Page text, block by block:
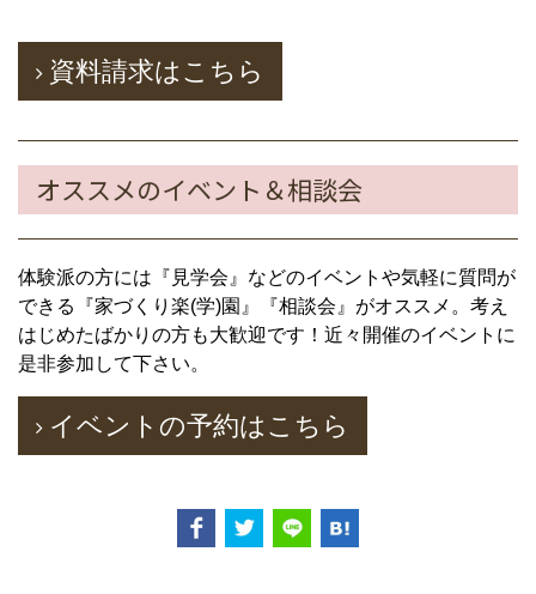
資料請求はこちら
オススメのイベント＆相談会
体験派の方には『見学会』などのイベントや気軽に質問が
できる『家づくり楽(学)園』『相談会』がオススメ。考え
はじめたばかりの方も大歓迎です！近々開催のイベントに
是非参加して下さい。
イベントの予約はこちら